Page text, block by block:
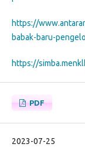
https://
babak-baru-
https://
PDF
2023-07-25